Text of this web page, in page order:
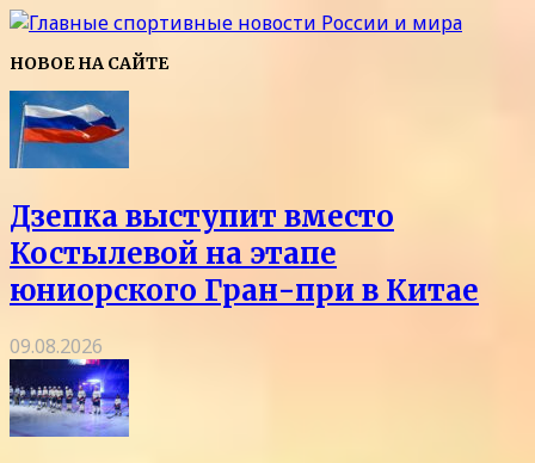
НОВОЕ НА САЙТЕ
Дзепка выступит вместо
Костылевой на этапе
юниорского Гран-при в Китае
09.08.2026